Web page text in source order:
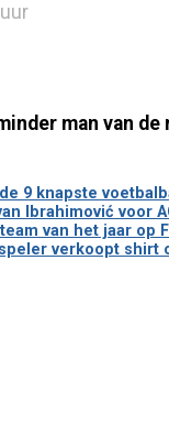
man van
9 knapste
Ibrahimović voor
van het jaar op
verkoopt shirt